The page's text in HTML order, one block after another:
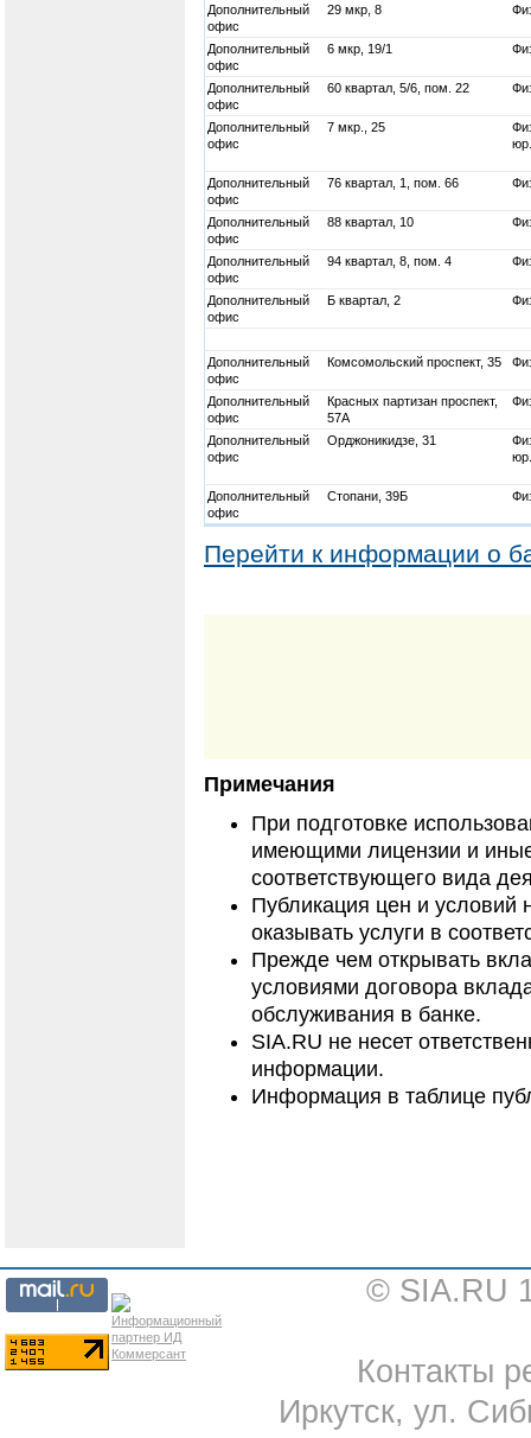
Дополнительный
офис
29 мкр, 8
Дополнительный
офис
6 мкр, 19/1
Дополнительный
офис
60 квартал, 5/6, пом. 22
Дополнительный
офис
7 мкр., 25
Дополнительный
офис
76 квартал, 1, пом. 66
Дополнительный
офис
88 квартал, 10
Дополнительный
офис
94 квартал, 8, пом. 4
Дополнительный
офис
Б квартал, 2
Дополнительный
офис
Комсомольский проспект, 35
Дополнительный
офис
Красных партизан проспект,
57А
Дополнительный
офис
Орджоникидзе, 31
Дополнительный
офис
Стопани, 39Б
Перейти к информации о
Примечания
При подготовке
имеющими лицензии и
соответствующего вида
Публикация цен и условий
оказывать услуги в
Прежде чем открывать
условиями договора
обслуживания в банке.
SIA.RU не несет
информации.
Информация в таблице
© SIA.RU
Контакты
Иркутск, ул.